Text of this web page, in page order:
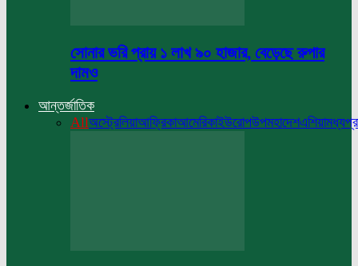
সোনার ভরি প্রায় ১ লাখ ৯০ হাজার, বেড়েছে রুপার
দামও
আন্তর্জাতিক
Allঅস্ট্রেলিয়াআফ্রিকাআমেরিকাইউরোপউপমহাদেশএশিয়া